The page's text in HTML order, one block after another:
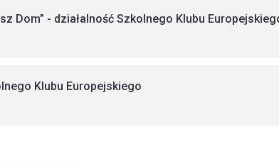
Dom” - działalność Szkolnego Klubu
Klubu Europejskiego